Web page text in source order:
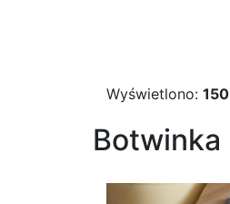
Wyświetlono: 150
Botwinka